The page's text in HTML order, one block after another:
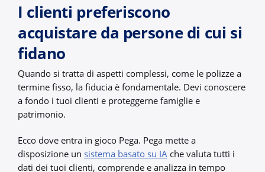
I clienti preferiscono
acquistare da persone di cui si
fidano
Quando si tratta di aspetti complessi, come le polizze a
termine fisso, la fiducia è fondamentale. Devi conoscere
a fondo i tuoi clienti e proteggerne famiglie e
patrimonio.
Ecco dove entra in gioco Pega. Pega mette a
disposizione un sistema basato su IA che valuta tutti i
dati dei tuoi clienti, comprende e analizza in tempo